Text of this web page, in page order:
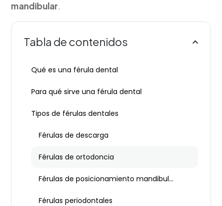
mandibular.
Tabla de contenidos
Qué es una férula dental
Para qué sirve una férula dental
Tipos de férulas dentales
Férulas de descarga
Férulas de ortodoncia
Férulas de posicionamiento mandibular
Férulas periodontales